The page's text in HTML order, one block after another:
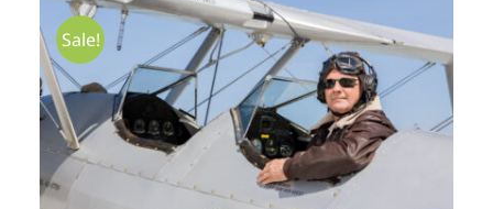
Sale!
TOEVOEGEN AAN WINKELWAGEN / DETAILS